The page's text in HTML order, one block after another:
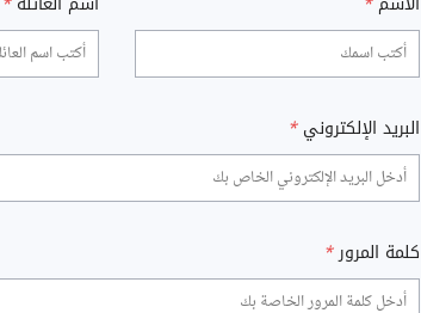
البريد الإلكتروني *
كلمة المرور*